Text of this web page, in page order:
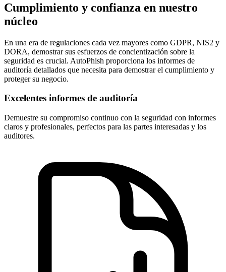
Cumplimiento y confianza en nuestro
núcleo
En una era de regulaciones cada vez mayores como GDPR, NIS2 y
DORA, demostrar sus esfuerzos de concientización sobre la
seguridad es crucial. AutoPhish proporciona los informes de
auditoría detallados que necesita para demostrar el cumplimiento y
proteger su negocio.
Excelentes informes de auditoría
Demuestre su compromiso continuo con la seguridad con informes
claros y profesionales, perfectos para las partes interesadas y los
auditores.